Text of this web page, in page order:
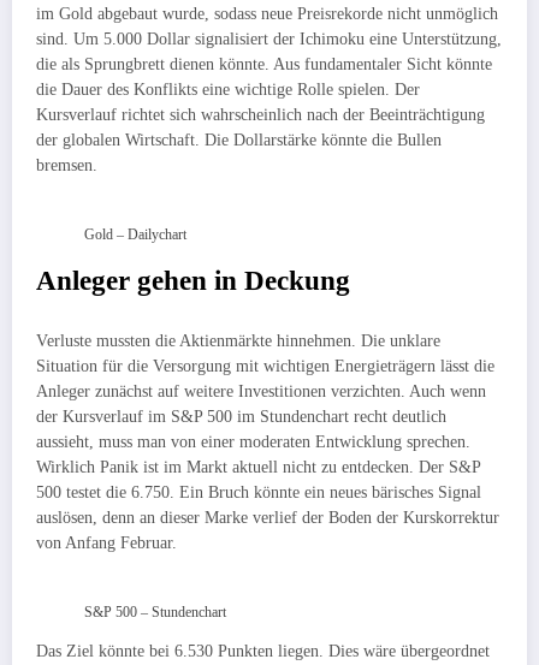
im Gold abgebaut wurde, sodass neue Preisrekorde nicht unmöglich
sind. Um 5.000 Dollar signalisiert der Ichimoku eine Unterstützung,
die als Sprungbrett dienen könnte. Aus fundamentaler Sicht könnte
die Dauer des Konflikts eine wichtige Rolle spielen. Der
Kursverlauf richtet sich wahrscheinlich nach der Beeinträchtigung
der globalen Wirtschaft. Die Dollarstärke könnte die Bullen
bremsen.
Gold – Dailychart
Anleger gehen in Deckung
Verluste mussten die Aktienmärkte hinnehmen. Die unklare
Situation für die Versorgung mit wichtigen Energieträgern lässt die
Anleger zunächst auf weitere Investitionen verzichten. Auch wenn
der Kursverlauf im S&P 500 im Stundenchart recht deutlich
aussieht, muss man von einer moderaten Entwicklung sprechen.
Wirklich Panik ist im Markt aktuell nicht zu entdecken. Der S&P
500 testet die 6.750. Ein Bruch könnte ein neues bärisches Signal
auslösen, denn an dieser Marke verlief der Boden der Kurskorrektur
von Anfang Februar.
S&P 500 – Stundenchart
Das Ziel könnte bei 6.530 Punkten liegen. Dies wäre übergeordnet